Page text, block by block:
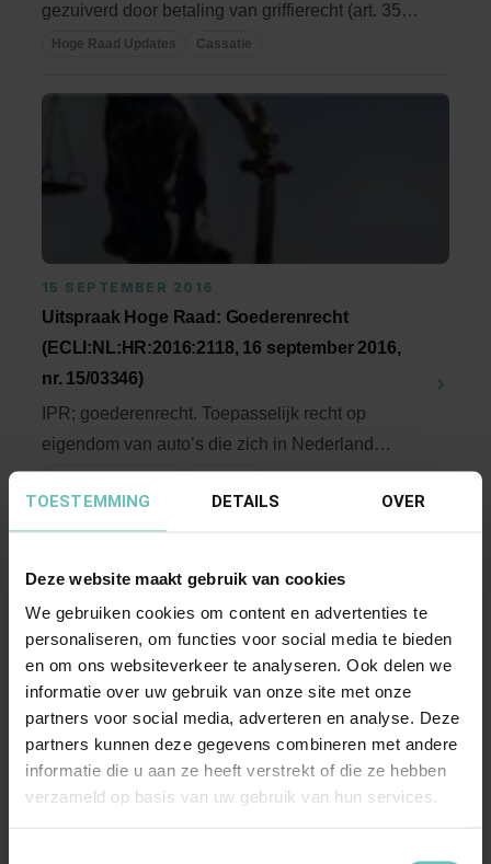
TOESTEMMING DETAILS OVER
Deze website maakt gebruik van cookies
We gebruiken cookies om content en advertenties te
personaliseren, om functies voor social media te bieden
en om ons websiteverkeer te analyseren. Ook delen we
informatie over uw gebruik van onze site met onze
partners voor social media, adverteren en analyse. Deze
partners kunnen deze gegevens combineren met andere
informatie die u aan ze heeft verstrekt of die ze hebben
verzameld op basis van uw gebruik van hun services.
gezuiverd door betaling van griffierecht (art. 353
lid 1 en ...
Hoge Raad Updates Cassatie
15 SEPTEMBER 2016
Uitspraak Hoge Raad: Goederenrecht
(ECLI:NL:HR:2016:2118, 16 september 2016,
nr. 15/03346)
IPR; goederenrecht. Toepasselijk recht op
eigendom van auto’s die zich in Nederland
bevinden; ...
15 SEPTEMBER 2016
Uitspraak Hoge Raad:
Vennootschapsbelasting
(ECLI:NL:HR:2016:2080, 16 september 2016,